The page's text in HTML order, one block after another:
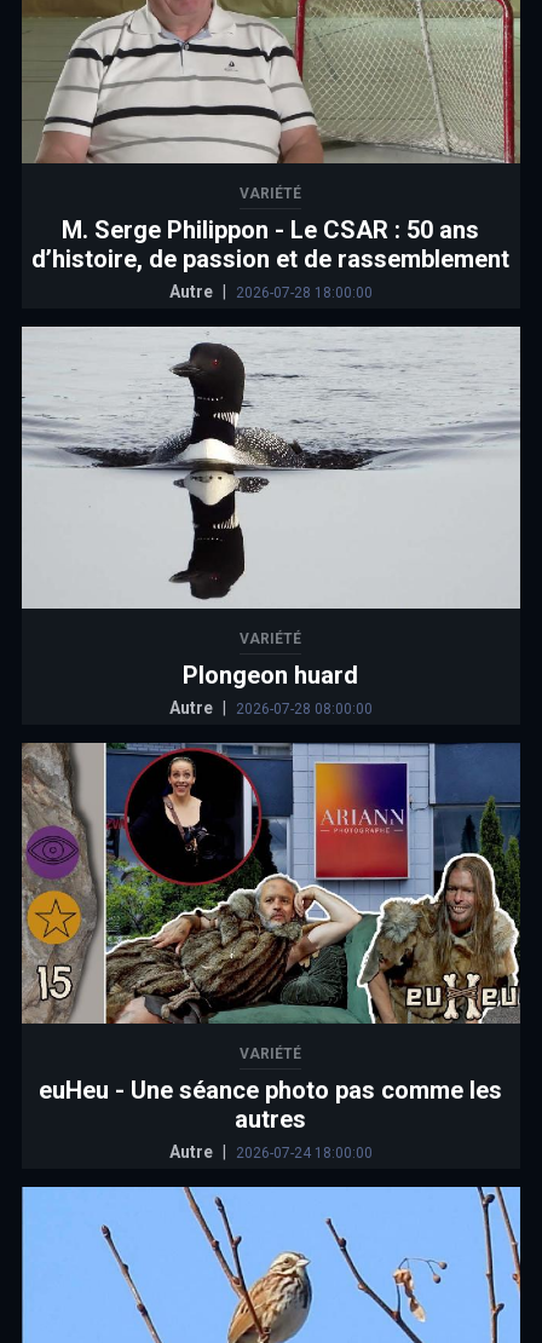
VARIÉTÉ
M. Serge Philippon - Le CSAR : 50 ans
d’histoire, de passion et de rassemblement
Autre 2026-07-28 18:00:00
VARIÉTÉ
Plongeon huard
Autre 2026-07-28 08:00:00
VARIÉTÉ
euHeu - Une séance photo pas comme les
autres
Autre 2026-07-24 18:00:00